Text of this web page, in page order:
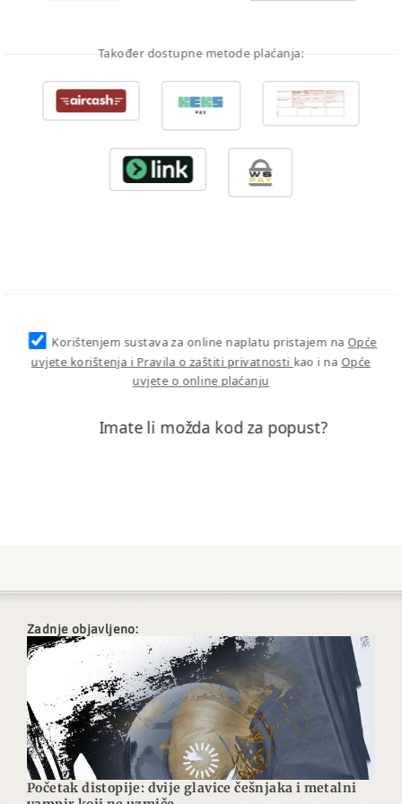
Također dostupne metode plaćanja:
Korištenjem sustava za online naplatu pristajem na Opće
uvjete korištenja i Pravila o zaštiti privatnosti kao i na Opće
uvjete o online plaćanju
Imate li možda kod za popust?
Zadnje objavljeno:
Početak distopije: dvije glavice češnjaka i metalni